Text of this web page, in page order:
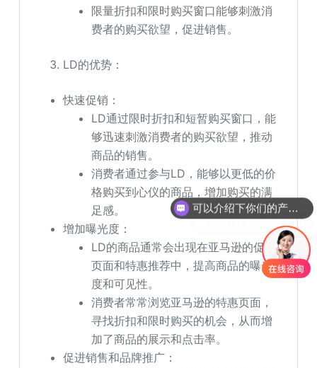
限量折扣和限时购买窗口能够刺激消
费者的购买欲望，促进销售。
LD的优势：
快速促销：
LD通过限时折扣和短暂购买窗口，能
够迅速刺激消费者的购买欲望，推动
商品的销售。
消费者通过参与LD，能够以更低的价
格购买到心仪的商品，增加购买的满
足感。
增加曝光度：
LD的商品通常会出现在亚马逊的促销
页面和特惠推荐中，提高商品的曝光
度和可见性。
消费者常常浏览亚马逊的特惠页面，
寻找折扣和限时购买的机会，从而增
加了商品的展示和点击率。
促进销售和品牌推广：
你们是怎么收费的呢